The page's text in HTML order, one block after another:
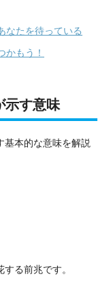
なたを待っている
かもう！
示す意味
基本的な意味を解説
る前兆です。